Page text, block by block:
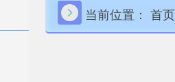
当前位置： 首页